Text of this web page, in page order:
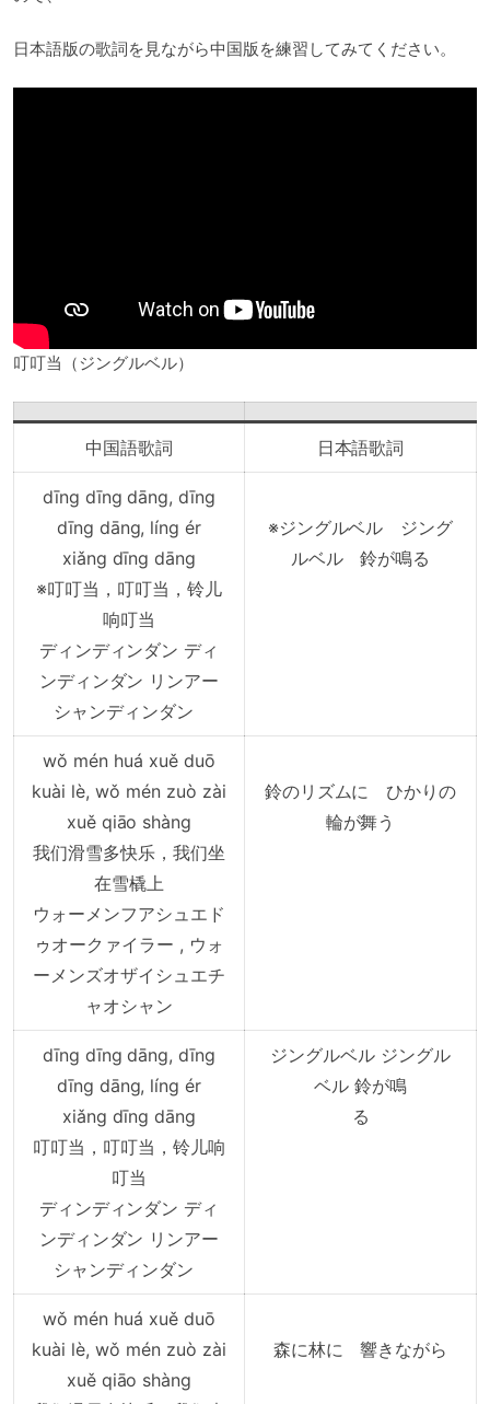
日本語版の歌詞を見ながら中国版を練習してみてください。
叮叮当（ジングルベル）
中国語歌詞 日本語歌詞
dīng dīng dāng, dīng
dīng dāng, líng ér
xiǎng dīng dāng
※叮叮当，叮叮当，铃儿
响叮当
ディンディンダン ディ
ンディンダン リンアー
シャンディンダン
※ジングルベル ジング
ルベル 鈴が鳴る
wǒ mén huá xuě duō
kuài lè, wǒ mén zuò zài
xuě qiāo shàng
我们滑雪多快乐，我们坐
在雪橇上
ウォーメンフアシュエド
ゥオークァイラー , ウォ
ーメンズオザイシュエチ
ャオシャン
鈴のリズムに ひかりの
輪が舞う
dīng dīng dāng, dīng
dīng dāng, líng ér
xiǎng dīng dāng
叮叮当，叮叮当，铃儿响
叮当
ディンディンダン ディ
ンディンダン リンアー
シャンディンダン
ジングルベル ジングル
ベル 鈴が鳴
る
wǒ mén huá xuě duō
kuài lè, wǒ mén zuò zài
xuě qiāo shàng
森に林に 響きながら